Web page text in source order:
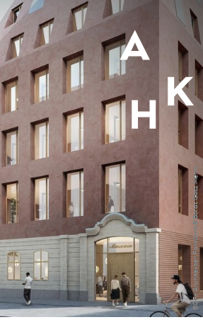
BGF+ Architekten PartGmbB Bordt Götz Mehlo